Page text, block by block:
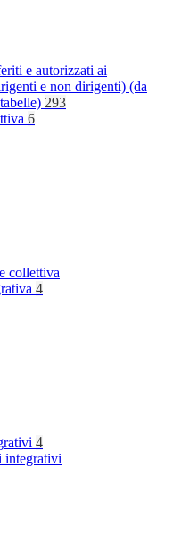
e autorizzati ai
e non dirigenti) (da
293
6
collettiva
4
4
integrativi